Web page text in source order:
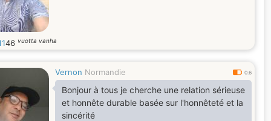
46 vuotta vanha
Vernon Normandie 0.6
Bonjour à tous je cherche une relation sérieuse
et honnête durable basée sur l'honnêteté et la
sincérité